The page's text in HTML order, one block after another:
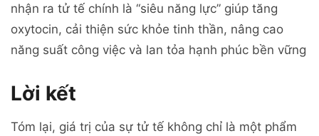
nhận ra tử tế chính là “siêu năng lực” giúp tăng
oxytocin, cải thiện sức khỏe tinh thần, nâng cao
năng suất công việc và lan tỏa hạnh phúc bền vững
Lời kết
Tóm lại, giá trị của sự tử tế không chỉ là một phẩm